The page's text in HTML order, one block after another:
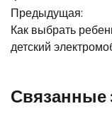
по
записям
Предыдущая:
Как выбрать
детский
Связанные